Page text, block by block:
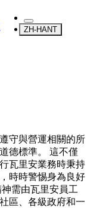
ZH-HANT
守與營運相關的所
德標準。 這不僅
瓦里安業務時秉持
時時警惕身為良好
需由瓦里安員工
區、各級政府和一